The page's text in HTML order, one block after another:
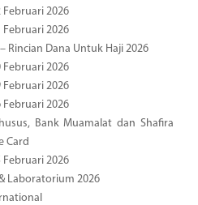
2026
2026
Rincian Dana Untuk Haji 2026
2026
2026
2026
Bank Muamalat dan Shafira
Card
2026
Laboratorium 2026